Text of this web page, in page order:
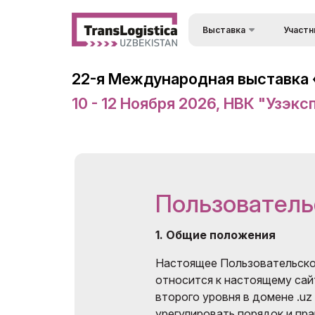
Выставка
Разделы выставки Состав
Визовый
Режим
22-я Международная выставка
10 - 12 Ноября 2026, НВК
1. Общие положения
Настоящее
относится к настоящему
второго уровня в домене